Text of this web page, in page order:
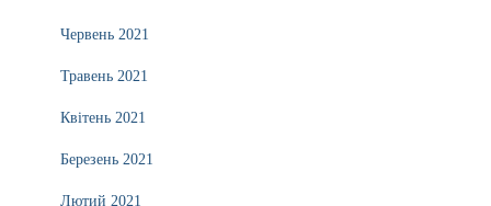
Червень 2021
Травень 2021
Квітень 2021
Березень 2021
Лютий 2021